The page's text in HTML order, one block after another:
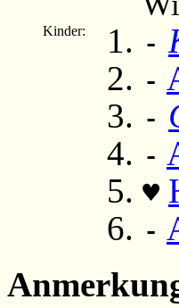
Kinder: -
-
-
-
♥
-